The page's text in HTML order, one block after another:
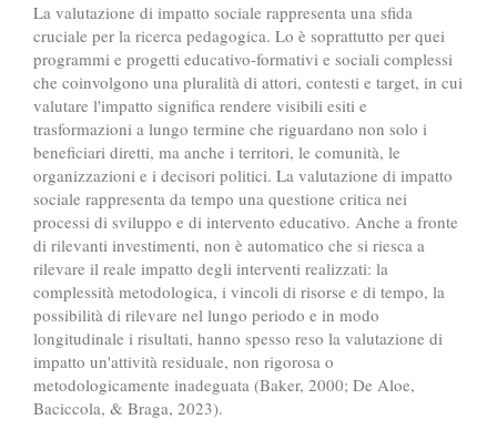
La valutazione di impatto sociale rappresenta una sfida
cruciale per la ricerca pedagogica. Lo è soprattutto per quei
programmi e progetti educativo-formativi e sociali complessi
che coinvolgono una pluralità di attori, contesti e target, in cui
valutare l'impatto significa rendere visibili esiti e
trasformazioni a lungo termine che riguardano non solo i
beneficiari diretti, ma anche i territori, le comunità, le
organizzazioni e i decisori politici. La valutazione di impatto
sociale rappresenta da tempo una questione critica nei
processi di sviluppo e di intervento educativo. Anche a fronte
di rilevanti investimenti, non è automatico che si riesca a
rilevare il reale impatto degli interventi realizzati: la
complessità metodologica, i vincoli di risorse e di tempo, la
possibilità di rilevare nel lungo periodo e in modo
longitudinale i risultati, hanno spesso reso la valutazione di
impatto un'attività residuale, non rigorosa o
metodologicamente inadeguata (Baker, 2000; De Aloe,
Baciccola, & Braga, 2023).